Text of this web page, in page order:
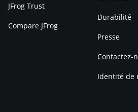
JFrog Trust
Compare JFrog
Durabilité
Presse
Contactez-
Identité de